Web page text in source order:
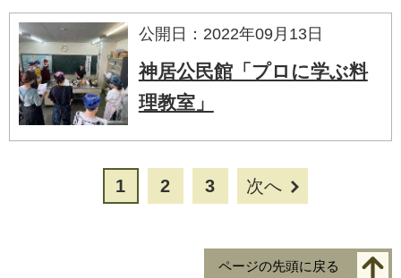
公開日：2022年09月13日
神居公民館「プロに学ぶ料
理教室」
1 2 3 次へ
ページの先頭に戻る